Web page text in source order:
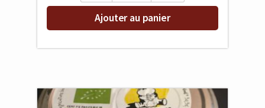
Ajouter au panier